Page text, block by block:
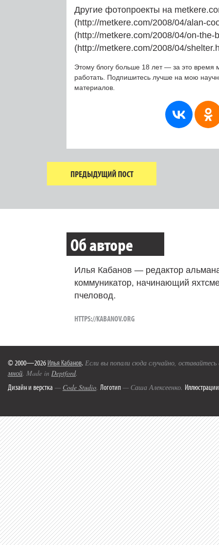
Другие фотопроекты на
(http://metkere.com/2008/04/alan-
(http://metkere.com/2008/04/on-
(http://metkere.com/2008/04/
Этому блогу больше 18 лет — за это время
работать. Подпишитесь лучше на мою
материалов.
ПРЕДЫДУЩИЙ ПОСТ
Об авторе
Илья Кабанов — редактор
коммуникатор, начинающий
пчеловод.
HTTPS://KABANOV.ORG
© 2000—2026 Илья Кабанов. Если вы попали сюда случайно,
мной. Made in Deptford.
Дизайн и верстка — Code Studio. Логотип — Саша Алексеенко. Иллюстрации